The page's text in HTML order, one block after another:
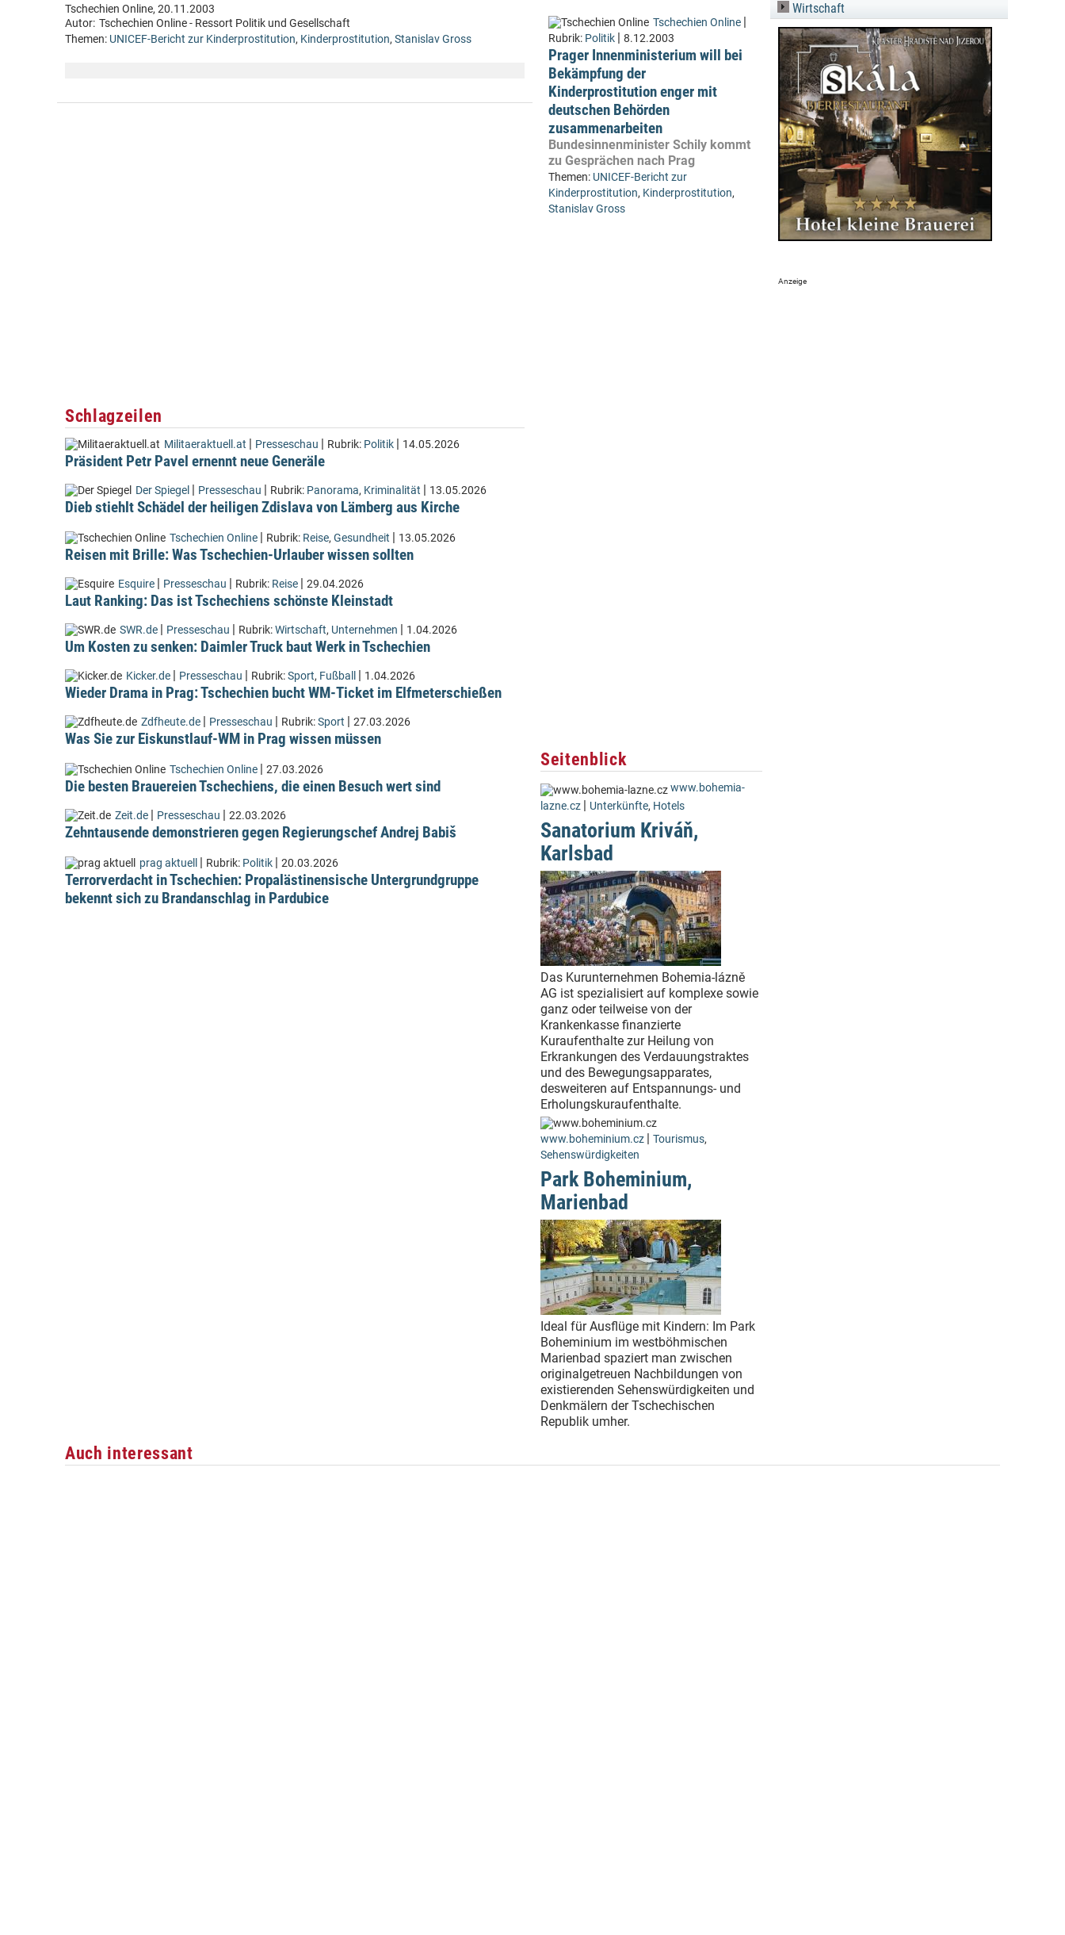
Tschechien Online, 20.11.2003
Autor: Tschechien Online - Ressort Politik und Gesellschaft
Themen: UNICEF-Bericht zur Kinderprostitution, Kinderprostitution, Stanislav Gross
Schlagzeilen
Militaeraktuell.at | Presseschau | Rubrik: Politik | 14.05.2026
Präsident Petr Pavel ernennt neue Generäle
Der Spiegel | Presseschau | Rubrik: Panorama, Kriminalität | 13.05.2026
Dieb stiehlt Schädel der heiligen Zdislava von Lämberg aus Kirche
Tschechien Online | Rubrik: Reise, Gesundheit | 13.05.2026
Reisen mit Brille: Was Tschechien-Urlauber wissen sollten
Esquire | Presseschau | Rubrik: Reise | 29.04.2026
Laut Ranking: Das ist Tschechiens schönste Kleinstadt
SWR.de | Presseschau | Rubrik:Wirtschaft, Unternehmen | 1.04.2026
Um Kosten zu senken: Daimler Truck baut Werk in Tschechien
Kicker.de | Presseschau | Rubrik:Sport, Fußball | 1.04.2026
Wieder Drama in Prag: Tschechien bucht WM-Ticket im Elfmeterschießen
Zdfheute.de | Presseschau | Rubrik:Sport | 27.03.2026
Was Sie zur Eiskunstlauf-WM in Prag wissen müssen
Tschechien Online | 27.03.2026
Die besten Brauereien Tschechiens, die einen Besuch wert sind
Zeit.de | Presseschau | 22.03.2026
Zehntausende demonstrieren gegen Regierungschef Andrej Babiš
prag aktuell | Rubrik: Politik | 20.03.2026
Terrorverdacht in Tschechien: Propalästinensische Untergrundgruppe
bekennt sich zu Brandanschlag in Pardubice
Tschechien Online |
Rubrik: Politik | 8.12.2003
Prager Innenministerium will bei
Bekämpfung der
Kinderprostitution enger mit
deutschen Behörden
zusammenarbeiten
Bundesinnenminister Schily kommt
zu Gesprächen nach Prag
Themen: UNICEF-Bericht zur
Kinderprostitution, Kinderprostitution,
Stanislav Gross
Seitenblick
www.bohemia-
lazne.cz | Unterkünfte, Hotels
Sanatorium Kriváň,
Karlsbad
Das Kurunternehmen Bohemia-lázně
AG ist spezialisiert auf komplexe sowie
ganz oder teilweise von der
Krankenkasse finanzierte
Kuraufenthalte zur Heilung von
Erkrankungen des Verdauungstraktes
und des Bewegungsapparates,
desweiteren auf Entspannungs- und
Erholungskuraufenthalte.
www.boheminium.cz | Tourismus,
Sehenswürdigkeiten
Park Boheminium,
Marienbad
Ideal für Ausflüge mit Kindern: Im Park
Boheminium im westböhmischen
Marienbad spaziert man zwischen
originalgetreuen Nachbildungen von
existierenden Sehenswürdigkeiten und
Denkmälern der Tschechischen
Republik umher.
Wirtschaft
Auch interessant